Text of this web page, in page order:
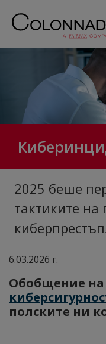
2025 беше
тактиките на
6.03.2026 г.
Обобщение
полските ни